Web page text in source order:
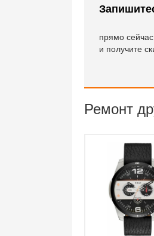
прямо сейчас
и получите
Ремонт